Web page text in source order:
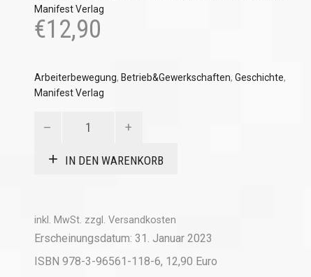
Manifest Verlag
€12,90
Arbeiterbewegung, Betrieb&Gewerkschaften, Geschichte,
Manifest Verlag
MengeIN DEN WARENKORB
inkl. MwSt. zzgl. Versandkosten
Erscheinungsdatum: 31. Januar 2023
ISBN 978-3-96561-118-6, 12,90 Euro